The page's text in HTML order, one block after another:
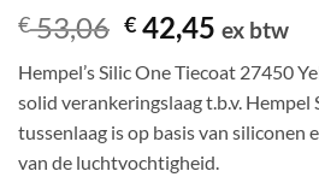
€53,06 Oorspronkelijke
prijs
was:
€ 53,06.
€ 42,45 Huidige
is:
€ 42,45.
ex btw
Hempel’s Silic One Tiecoat 27450
solid verankeringslaag t.b.v. Hempel
tussenlaag is op basis van siliconen
van de luchtvochtigheid.